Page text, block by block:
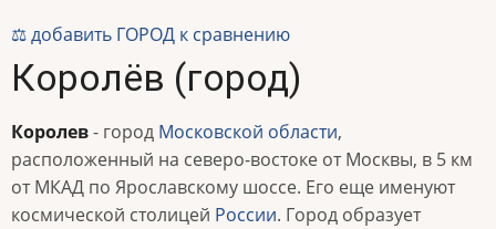
⚖️ добавить ГОРОД к сравнению
Королёв (город)
Королев- город Московской области,
расположенный на северо-востоке от Москвы, в 5 км
от МКАД по Ярославскому шоссе. Его еще именуют
космической столицей России. Город образует